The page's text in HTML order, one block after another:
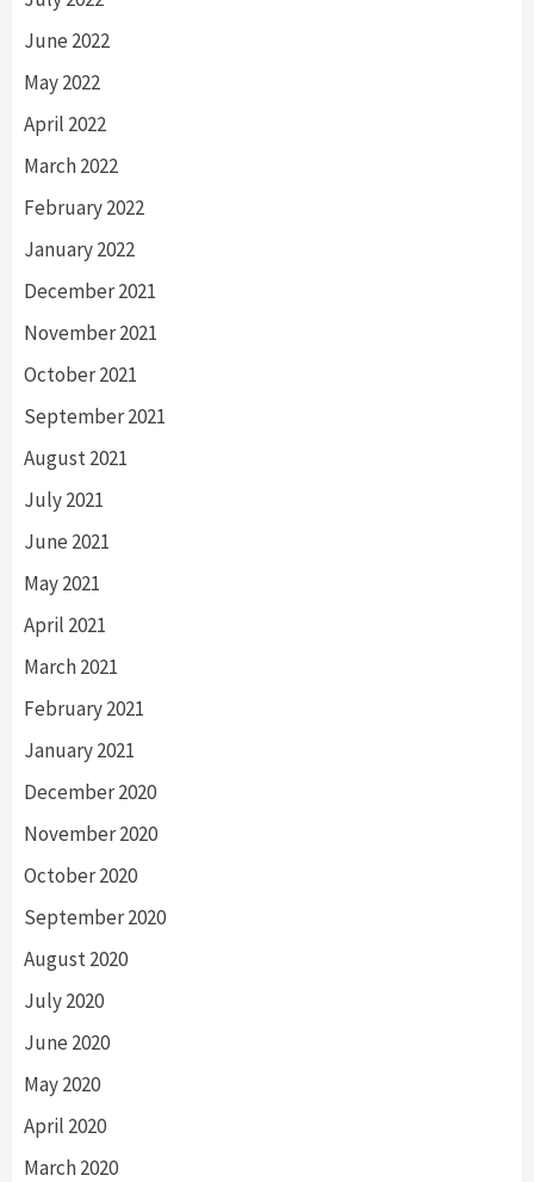
June 2022
May 2022
April 2022
March 2022
February 2022
January 2022
December 2021
November 2021
October 2021
September 2021
August 2021
July 2021
June 2021
May 2021
April 2021
March 2021
February 2021
January 2021
December 2020
November 2020
October 2020
September 2020
August 2020
July 2020
June 2020
May 2020
April 2020
March 2020